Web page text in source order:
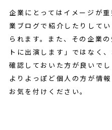
企業にとってはイメージが
業ブログで紹介したりして
られます。また、その企業
トに出演します」ではなく
確認しておいた方が良いで
よりよっぽど個人の方が情
お気を付けください。